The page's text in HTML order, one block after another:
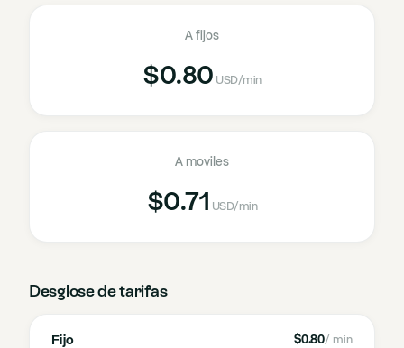
A fijos
$0.80 USD/min
A moviles
$0.71 USD/min
Desglose de tarifas
Fijo $0.80/ min